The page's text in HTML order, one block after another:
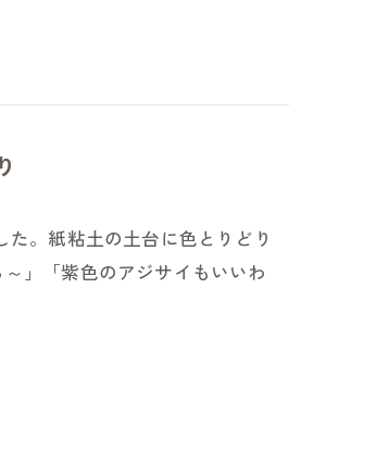
。紙粘土の土台に色とりどり
」「紫色のアジサイもいいわ